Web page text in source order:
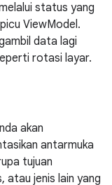
status yang
ViewModel.
data lagi
rotasi layar.
akan
antarmuka
tujuan
atau jenis lain yang